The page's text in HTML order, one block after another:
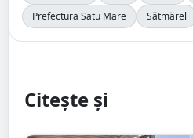
Prefectura Satu Mare
Sătmărel
Citește și